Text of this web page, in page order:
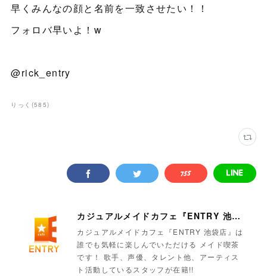
早くみんなの顔と名前を一致させたい！！
フォロバ早いよ！w
@rick_entry
りっく (585)
カジュアルメイドカフェ『ENTRY 池袋店』
カジュアルメイドカフェ『ENTRY 池袋店』は
誰でも気軽に楽しんでいただける メイド喫茶
です！ 歌手、声優、タレント他、アーティス
ト活動しているスタッフが在籍!!